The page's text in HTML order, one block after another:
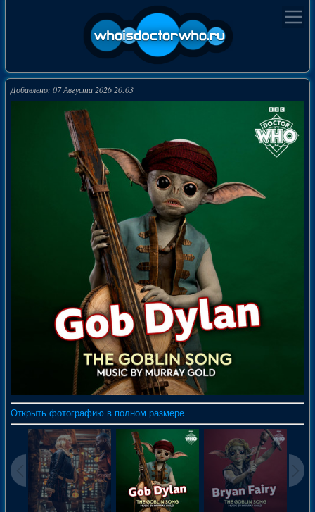
Добавлено: 07 Августа 2026 20:03
Открыть фотографию в полном размере